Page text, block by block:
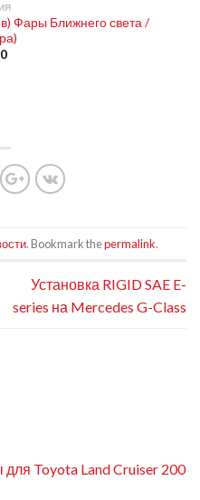
Фары Ближнего света /
. Bookmark thepermalink.
Установка RIGID SAE E-
series на Mercedes G-Class
Toyota Land Cruiser 200